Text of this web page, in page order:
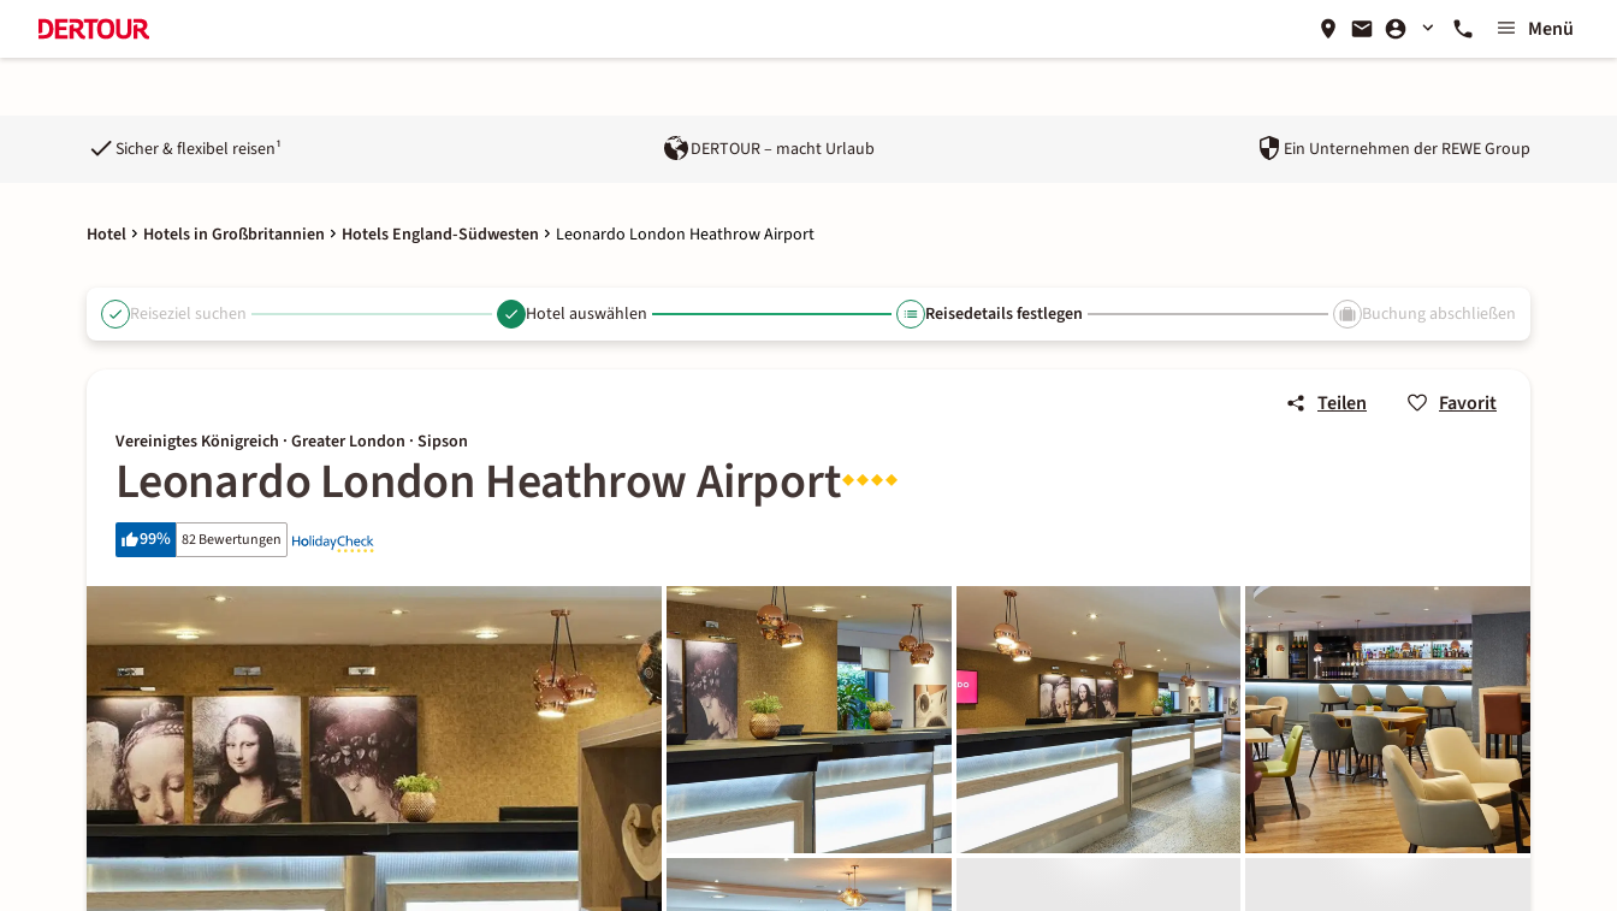
Menü
Sicher & flexibel reisen¹ DERTOUR – macht Urlaub Ein Unternehmen der REWE Group
Hotel Hotels in Großbritannien Hotels England-Südwesten Leonardo London Heathrow Airport
Reiseziel suchen Hotel auswählen Reisedetails festlegen Buchung abschließen
Teilen Favorit
Vereinigtes Königreich · Greater London · Sipson
Leonardo London Heathrow Airport
99% 82 Bewertungen